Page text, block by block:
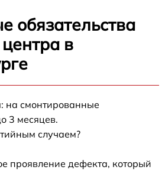
обязательства
в
на смонтированные
3 месяцев.
случаем?
проявление дефекта, который